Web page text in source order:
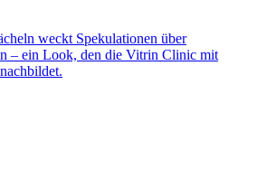
weckt Spekulationen über
– ein Look, den die Vitrin Clinic mit